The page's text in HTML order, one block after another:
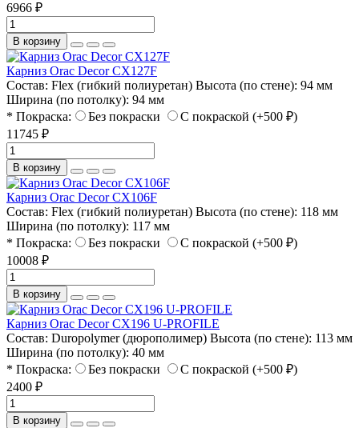
6966 ₽
В корзину
Карниз Orac Decor CX127F
Состав: Flex (гибкий полиуретан) Высота (по стене): 94 мм
Ширина (по потолку): 94 мм
* Покраска:
Без покраски
С покраской (+500 ₽)
11745 ₽
В корзину
Карниз Orac Decor CX106F
Состав: Flex (гибкий полиуретан) Высота (по стене): 118 мм
Ширина (по потолку): 117 мм
* Покраска:
Без покраски
С покраской (+500 ₽)
10008 ₽
В корзину
Карниз Orac Decor CX196 U-PROFILE
Состав: Duropolymer (дюрополимер) Высота (по стене): 113 мм
Ширина (по потолку): 40 мм
* Покраска:
Без покраски
С покраской (+500 ₽)
2400 ₽
В корзину